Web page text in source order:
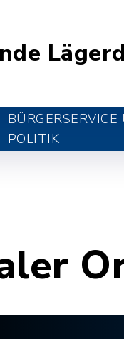
BÜRGERSERVICE
POLITIK